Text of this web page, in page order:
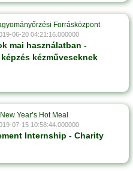
Forrásközpont
06-20 04:21:16.000000
mai használatban -
kézműveseknek
Year’s Hot Meal
07-15 10:58:44.000000
Internship - Charity